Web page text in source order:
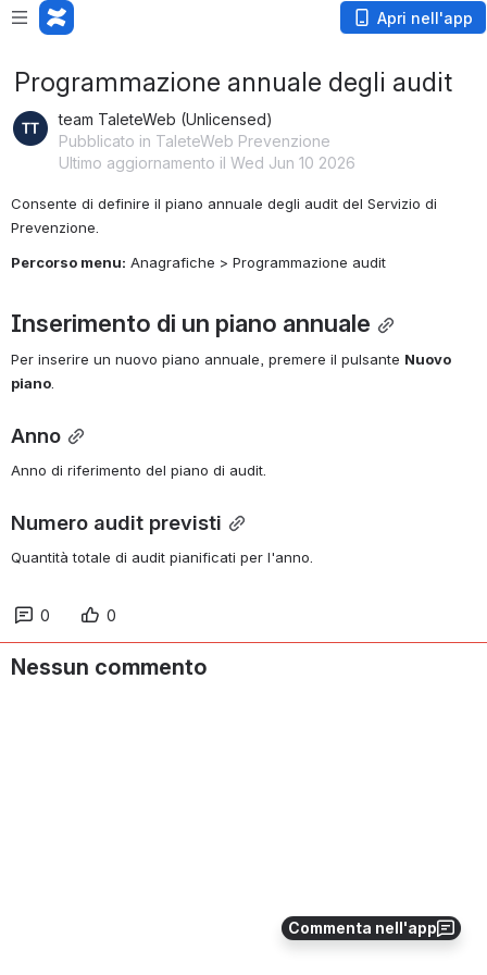
Apri nell'app
Commenta nell'app
Programmazione annuale degli audit
team TaleteWeb (Unlicensed)
Pubblicato in TaleteWeb Prevenzione
Ultimo aggiornamento il Wed Jun 10 2026
Consente di definire il piano annuale degli audit del Servizio di
Prevenzione.
Percorso menu: Anagrafiche > Programmazione audit
Inserimento di un piano annuale
Per inserire un nuovo piano annuale, premere il pulsante Nuovo
piano
Anno
Anno di riferimento del piano di audit.
Numero audit previsti
Quantità totale di audit pianificati per l'anno.
0 0
Nessun commento